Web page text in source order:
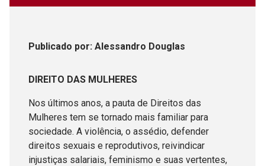
Publicado por: Alessandro Douglas
DIREITO DAS MULHERES
Nos últimos anos, a pauta de Direitos das
Mulheres tem se tornado mais familiar para
sociedade. A violência, o assédio, defender
direitos sexuais e reprodutivos, reivindicar
injustiças salariais, feminismo e suas vertentes,